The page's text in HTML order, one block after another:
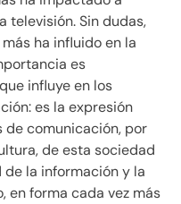
televisión. Sin dudas,
ha influido en la
es
influye en los
es la expresión
de comunicación, por
de esta sociedad
de la información y la
en forma cada vez más